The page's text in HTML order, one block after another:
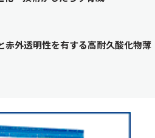
赤外透明性を有する高耐久酸化物薄